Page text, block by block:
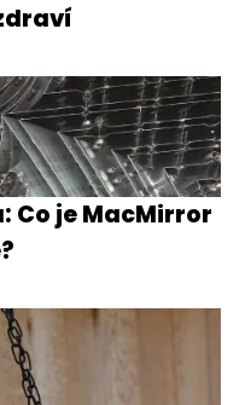
Co je MacMirror